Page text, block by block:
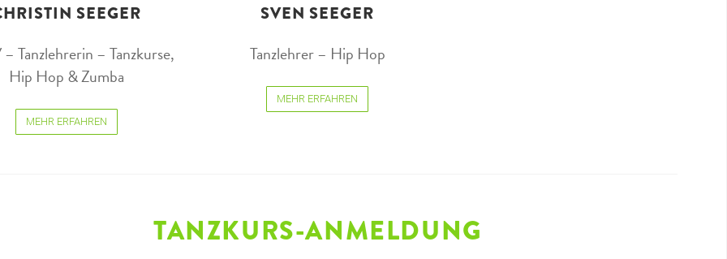
SEEGER
Tanzlehrerin – Tanzkurse,
Hip Hop & Zumba
MEHR ERFAHREN
SVEN SEEGER
Tanzlehrer – Hip Hop
MEHR ERFAHREN
TANZKURS-ANMELDUNG